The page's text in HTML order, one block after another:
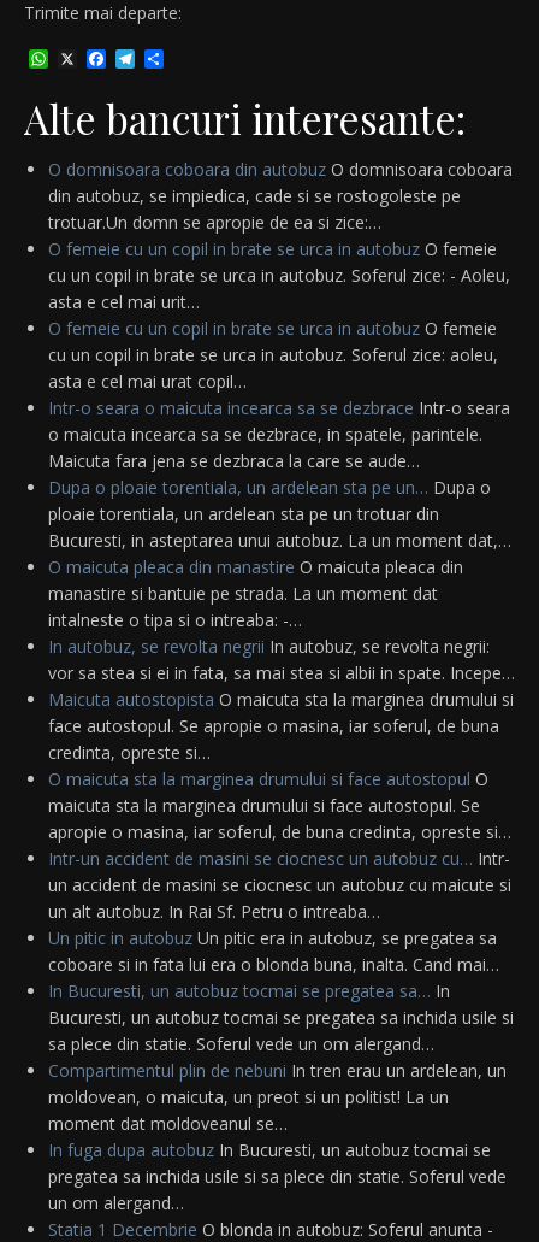
Trimite mai departe:
WhatsApp
X Facebook
Telegram
Alte bancuri interesante:
O domnisoara coboara din autobuz O domnisoara coboara
din autobuz, se impiedica, cade si se rostogoleste pe
trotuar.Un domn se apropie de ea si zice:…
O femeie cu un copil in brate se urca in autobuz O femeie
cu un copil in brate se urca in autobuz. Soferul zice: - Aoleu,
asta e cel mai urit…
O femeie cu un copil in brate se urca in autobuz O femeie
cu un copil in brate se urca in autobuz. Soferul zice: aoleu,
asta e cel mai urat copil…
Intr-o seara o maicuta incearca sa se dezbrace Intr-o seara
o maicuta incearca sa se dezbrace, in spatele, parintele.
Maicuta fara jena se dezbraca la care se aude…
Dupa o ploaie torentiala, un ardelean sta pe un… Dupa o
ploaie torentiala, un ardelean sta pe un trotuar din
Bucuresti, in asteptarea unui autobuz. La un moment dat,…
O maicuta pleaca din manastire O maicuta pleaca din
manastire si bantuie pe strada. La un moment dat
intalneste o tipa si o intreaba: -…
In autobuz, se revolta negrii In autobuz, se revolta negrii:
vor sa stea si ei in fata, sa mai stea si albii in spate. Incepe…
Maicuta autostopista O maicuta sta la marginea drumului si
face autostopul. Se apropie o masina, iar soferul, de buna
credinta, opreste si…
O maicuta sta la marginea drumului si face autostopul O
maicuta sta la marginea drumului si face autostopul. Se
apropie o masina, iar soferul, de buna credinta, opreste si…
Intr-un accident de masini se ciocnesc un autobuz cu… Intr-
un accident de masini se ciocnesc un autobuz cu maicute si
un alt autobuz. In Rai Sf. Petru o intreaba…
Un pitic in autobuz Un pitic era in autobuz, se pregatea sa
coboare si in fata lui era o blonda buna, inalta. Cand mai…
In Bucuresti, un autobuz tocmai se pregatea sa… In
Bucuresti, un autobuz tocmai se pregatea sa inchida usile si
sa plece din statie. Soferul vede un om alergand…
Compartimentul plin de nebuni In tren erau un ardelean, un
moldovean, o maicuta, un preot si un politist! La un
moment dat moldoveanul se…
In fuga dupa autobuz In Bucuresti, un autobuz tocmai se
pregatea sa inchida usile si sa plece din statie. Soferul vede
un om alergand…
Statia 1 Decembrie O blonda in autobuz: Soferul anunta -